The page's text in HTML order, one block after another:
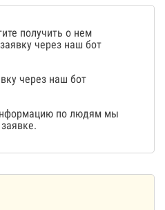
получить о нем
через наш бот
через наш бот
по людям мы